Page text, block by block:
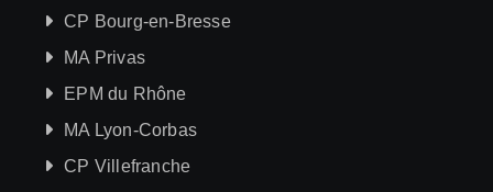
CP Bourg-en-Bresse
MA Privas
EPM du Rhône
MA Lyon-Corbas
CP Villefranche